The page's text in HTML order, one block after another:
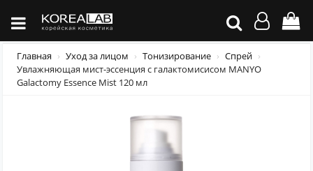
Главная Уход за лицом Тонизирование
Спрей
Увлажняющая мист-эссенция с галактомисисом MANYO
Galactomy Essence Mist 120 мл